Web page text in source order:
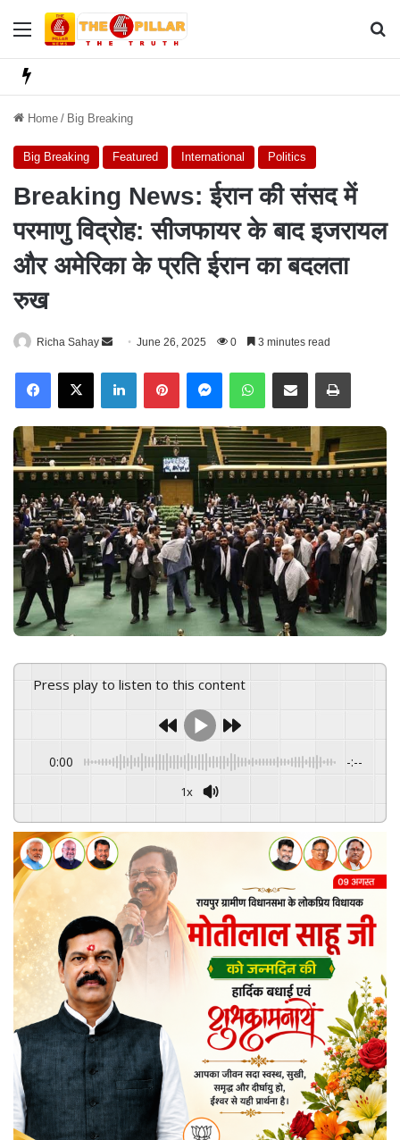
Menu
Home / Big Breaking
Big Breaking Featured International Politics
Breaking News: ईरान की संसद में
परमाणु विद्रोह: सीजफायर के बाद इजरायल
और अमेरिका के प्रति ईरान का बदलता
रुख
Richa Sahay
n
d
a
n
e
m
a
i
l
June 26, 2025 0 3 minutes read
X
Press play to listen to this content
0:00 -:--
1x